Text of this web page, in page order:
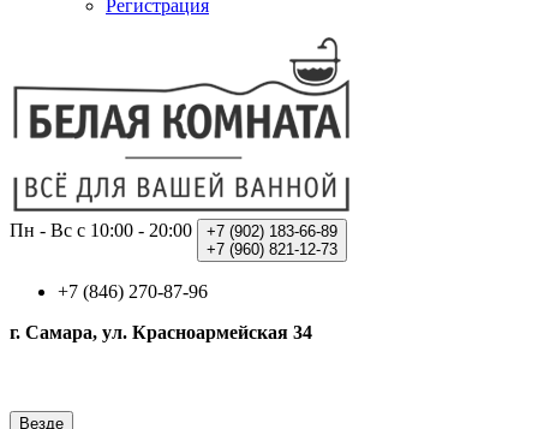
Регистрация
Пн - Вс с 10:00 - 20:00 +7 (902) 183-66-89
+7 (960) 821-12-73
+7 (846) 270-87-96
г. Самара, ул. Красноармейская 34
Везде